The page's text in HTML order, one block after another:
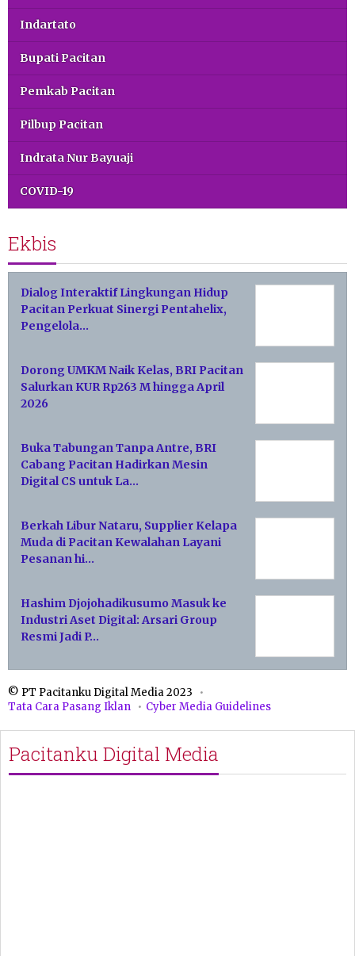
Indartato
Bupati Pacitan
Pemkab Pacitan
Pilbup Pacitan
Indrata Nur Bayuaji
COVID-19
Ekbis
Dialog Interaktif Lingkungan Hidup
Pacitan Perkuat Sinergi Pentahelix,
Pengelola…
Dorong UMKM Naik Kelas, BRI Pacitan
Salurkan KUR Rp263 M hingga April
2026
Buka Tabungan Tanpa Antre, BRI
Cabang Pacitan Hadirkan Mesin
Digital CS untuk La…
Berkah Libur Nataru, Supplier Kelapa
Muda di Pacitan Kewalahan Layani
Pesanan hi…
Hashim Djojohadikusumo Masuk ke
Industri Aset Digital: Arsari Group
Resmi Jadi P…
© PT Pacitanku Digital Media 2023
Tata Cara Pasang Iklan
Cyber Media Guidelines
Pacitanku Digital Media